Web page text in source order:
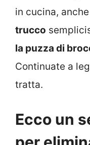
in cucina,
trucco
la puzza di
Continuate a
tratta.
Ecco un